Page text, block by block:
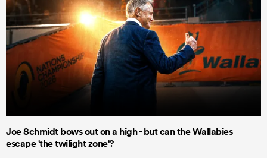
Joe Schmidt bows out on a high - but can the Wallabies
escape 'the twilight zone'?